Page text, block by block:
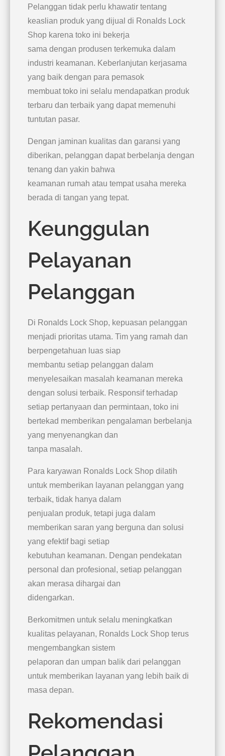
Pelanggan tidak perlu khawatir tentang
keaslian produk yang dijual di Ronalds Lock
Shop karena toko ini bekerja
sama dengan produsen terkemuka dalam
industri keamanan. Keberlanjutan kerjasama
yang baik dengan para pemasok
membuat toko ini selalu mendapatkan produk
terbaru dan terbaik yang dapat memenuhi
tuntutan pasar.
Dengan jaminan kualitas dan garansi yang
diberikan, pelanggan dapat berbelanja dengan
tenang dan yakin bahwa
keamanan rumah atau tempat usaha mereka
berada di tangan yang tepat.
Keunggulan
Pelayanan
Pelanggan
Di Ronalds Lock Shop, kepuasan pelanggan
menjadi prioritas utama. Tim yang ramah dan
berpengetahuan luas siap
membantu setiap pelanggan dalam
menyelesaikan masalah keamanan mereka
dengan solusi terbaik. Responsif terhadap
setiap pertanyaan dan permintaan, toko ini
bertekad memberikan pengalaman berbelanja
yang menyenangkan dan
tanpa masalah.
Para karyawan Ronalds Lock Shop dilatih
untuk memberikan layanan pelanggan yang
terbaik, tidak hanya dalam
penjualan produk, tetapi juga dalam
memberikan saran yang berguna dan solusi
yang efektif bagi setiap
kebutuhan keamanan. Dengan pendekatan
personal dan profesional, setiap pelanggan
akan merasa dihargai dan
didengarkan.
Berkomitmen untuk selalu meningkatkan
kualitas pelayanan, Ronalds Lock Shop terus
mengembangkan sistem
pelaporan dan umpan balik dari pelanggan
untuk memberikan layanan yang lebih baik di
masa depan.
Rekomendasi